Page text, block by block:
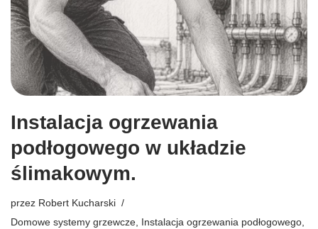
Instalacja ogrzewania
podłogowego w układzie
ślimakowym.
przez Robert Kucharski
Domowe systemy grzewcze Instalacja ogrzewania podłogowego